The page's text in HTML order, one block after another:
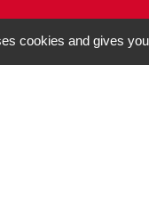
cookies and gives